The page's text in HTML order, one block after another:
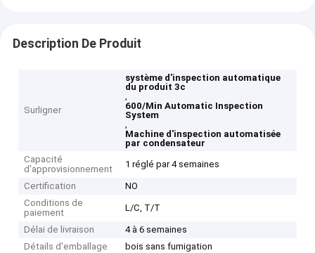
Description De Produit
Surligner
système d'inspection automatique
du produit 3c
,
600/Min Automatic Inspection
System
,
Machine d'inspection automatisée
par condensateur
Capacité
d'approvisionnement
1 réglé par 4 semaines
Certification
NO
Conditions de
paiement
L/C, T/T
Délai de livraison
4 à 6 semaines
Détails d'emballage
bois sans fumigation